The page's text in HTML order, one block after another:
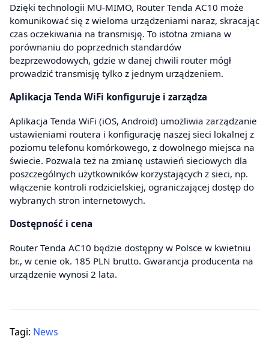
Dzięki technologii MU-MIMO, Router Tenda AC10 może
komunikować się z wieloma urządzeniami naraz, skracając
czas oczekiwania na transmisję. To istotna zmiana w
porównaniu do poprzednich standardów
bezprzewodowych, gdzie w danej chwili router mógł
prowadzić transmisję tylko z jednym urządzeniem.
Aplikacja Tenda WiFi konfiguruje i zarządza
Aplikacja Tenda WiFi (iOS, Android) umożliwia zarządzanie
ustawieniami routera i konfigurację naszej sieci lokalnej z
poziomu telefonu komórkowego, z dowolnego miejsca na
świecie. Pozwala też na zmianę ustawień sieciowych dla
poszczególnych użytkowników korzystających z sieci, np.
włączenie kontroli rodzicielskiej, ograniczającej dostęp do
wybranych stron internetowych.
Dostępność i cena
Router Tenda AC10 będzie dostępny w Polsce w kwietniu
br., w cenie ok. 185 PLN brutto. Gwarancja producenta na
urządzenie wynosi 2 lata.
Tagi: News